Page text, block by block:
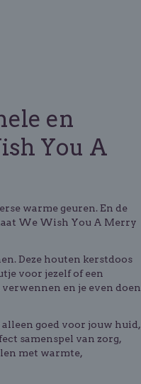
en
You A
warme geuren. En de
We Wish You A Merry
Deze houten kerstdoos
voor jezelf of een
en je even doen
goed voor jouw huid,
samenspel van zorg,
met warmte,